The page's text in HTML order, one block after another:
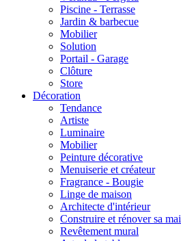
Piscine - Terrasse
Jardin & barbecue
Mobilier
Solution
Portail - Garage
Clôture
Store
Décoration
Tendance
Artiste
Luminaire
Mobilier
Peinture décorative
Menuiserie et créateur
Fragrance - Bougie
Linge de maison
Architecte d'intérieur
Construire et rénover sa
Revêtement mural